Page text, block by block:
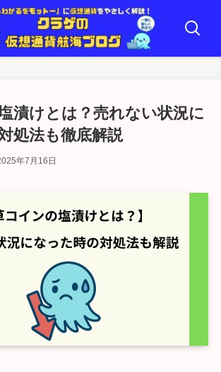
漬けとは？売れない状況に
処法も徹底解説
年7月16日